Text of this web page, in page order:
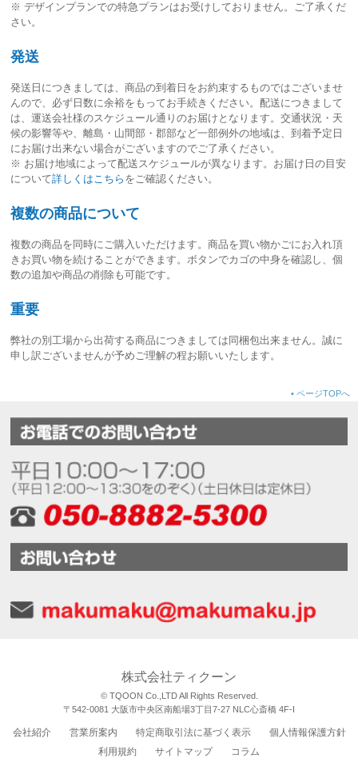
※ デザインプランでの特急プランはお受けしておりません。ご了承くだ
さい。
発送
発送日につきましては、商品の到着日をお約束するものではございませ
んので、必ず日数に余裕をもってお手続きください。配送につきまして
は、運送会社様のスケジュール通りのお届けとなります。交通状況・天
候の影響等や、離島・山間部・郡部など一部例外の地域は、到着予定日
にお届け出来ない場合がございますのでご了承ください。
※ お届け地域によって配送スケジュールが異なります。お届け日の目安
について詳しくはこちら をご確認ください。
複数の商品について
複数の商品を同時にご購入いただけます。商品を買い物かごにお入れ頂
きお買い物を続けることができます。ボタンでカゴの中身を確認し、個
数の追加や商品の削除も可能です。
重要
弊社の別工場から出荷する商品につきましては同梱包出来ません。誠に
申し訳ございませんが予めご理解の程お願いいたします。
• ページTOPへ
株式会社ティクーン
© TQOON Co.,LTD All Rights Reserved.
〒542-0081 大阪市中央区南船場3丁目7-27 NLC心斎橋 4F-I
会社紹介 営業所案内 特定商取引法に基づく表示
個人情報保護方針
利用規約
サイトマップ コラム